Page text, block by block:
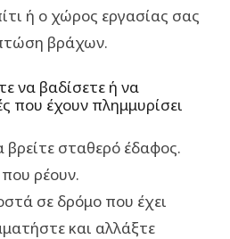
ή ο χώρος εργασίας σας
βράχων.
να βαδίσετε ή να
που έχουν πλημμυρίσει
σταθερό έδαφος.
ρέουν.
σε δρόμο που έχει
και αλλάξτε